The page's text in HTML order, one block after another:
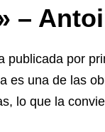
–
publicada por
es una de las
lo que la